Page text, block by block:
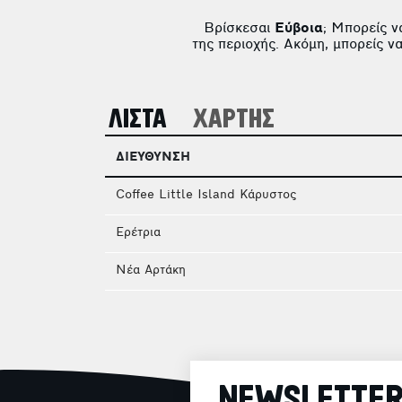
Βρίσκεσαι Εύβοια; Μπορείς
της περιοχής. Ακόμη, μπορείς
ΛΙΣΤΑ ΧΑΡΤΗΣ
ΔΙΕΥΘΥΝΣΗ
Coffee Little Island Κάρυστος
Ερέτρια
Νέα Αρτάκη